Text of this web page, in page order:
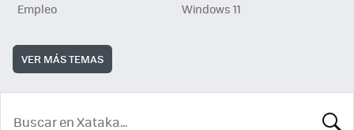
Empleo
Windows 11
VER MÁS TEMAS